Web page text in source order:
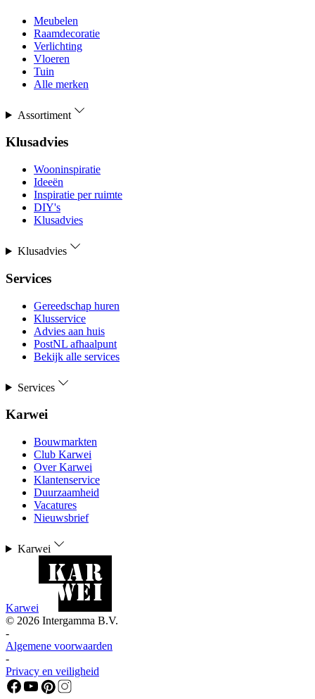
Meubelen
Raamdecoratie
Verlichting
Vloeren
Tuin
Alle merken
Assortiment
Klusadvies
Wooninspiratie
Ideeën
Inspiratie per ruimte
DIY's
Klusadvies
Klusadvies
Services
Gereedschap huren
Klusservice
Advies aan huis
PostNL afhaalpunt
Bekijk alle services
Services
Karwei
Bouwmarkten
Club Karwei
Over Karwei
Klantenservice
Duurzaamheid
Vacatures
Nieuwsbrief
Karwei
Karwei
© 2026 Intergamma B.V.
-
Algemene voorwaarden
-
Privacy en veiligheid